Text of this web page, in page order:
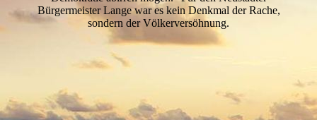
Bürgermeister Lange war es kein Denkmal der Rache,
sondern der Völkerversöhnung.